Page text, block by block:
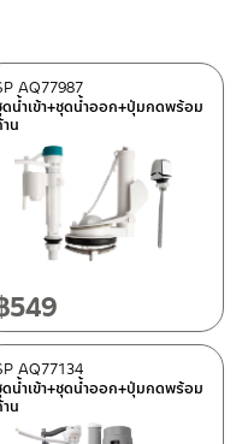
น้ำเข้า+ชุดน้ำออก+ปุ่มกดพร้อม
น
AQ77987
549
น้ำเข้า+ชุดน้ำออก+ปุ่มกดพร้อม
น
AQ77134